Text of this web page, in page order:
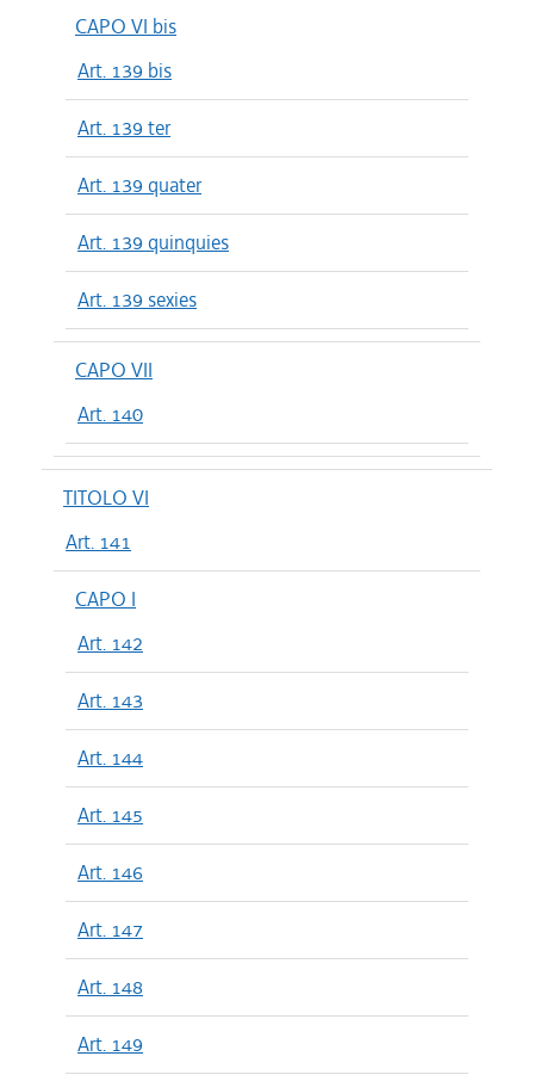
CAPO VI bis
Art. 139 bis
Art. 139 ter
Art. 139 quater
Art. 139 quinquies
Art. 139 sexies
CAPO VII
Art. 140
TITOLO VI
Art. 141
CAPO I
Art. 142
Art. 143
Art. 144
Art. 145
Art. 146
Art. 147
Art. 148
Art. 149